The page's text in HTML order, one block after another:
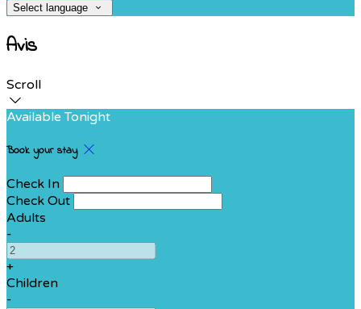
Select language
Avis
Scroll
Available Tonight
Book your stay
Check In
Check Out
Adults
-
+
Children
-